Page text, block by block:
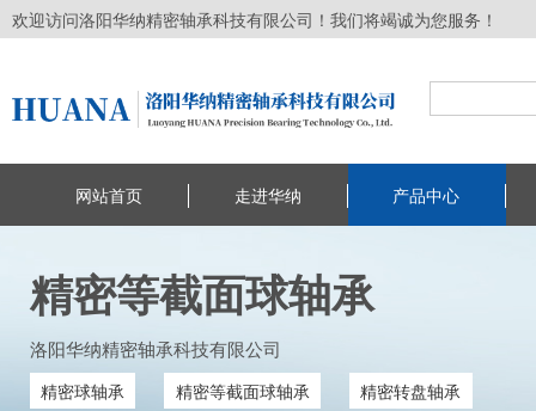
欢迎访问洛阳华纳精密轴承科技有限公司！我们将竭诚为您服务！
网站首页 走进华纳 产品中心
精密等截面球轴承
洛阳华纳精密轴承科技有限公司
精密球轴承 精密等截面球轴承
精密转盘轴承